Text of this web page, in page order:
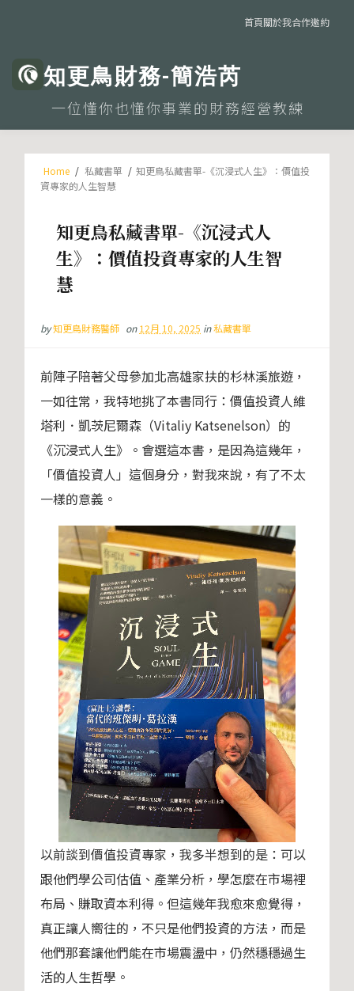
首頁關於我合作邀約
知更鳥財務-簡浩芮
一位懂你也懂你事業的財務經營教練
Home / 私藏書單 / 知更鳥私藏書單-《沉浸式人生》：價值投
資專家的人生智慧
知更鳥私藏書單-《沉浸式人
生》：價值投資專家的人生智
慧
by知更鳥財務醫師 on 12月 10, 2025 in私藏書單
前陣子陪著父母參加北高雄家扶的杉林溪旅遊，
一如往常，我特地挑了本書同行：價值投資人維
塔利．凱茨尼爾森（Vitaliy Katsenelson）的
《沉浸式人生》。會選這本書，是因為這幾年，
「價值投資人」這個身分，對我來說，有了不太
一樣的意義。
以前談到價值投資專家，我多半想到的是：可以
跟他們學公司估值、產業分析，學怎麼在市場裡
布局、賺取資本利得。但這幾年我愈來愈覺得，
真正讓人嚮往的，不只是他們投資的方法，而是
他們那套讓他們能在市場震盪中，仍然穩穩過生
活的人生哲學。